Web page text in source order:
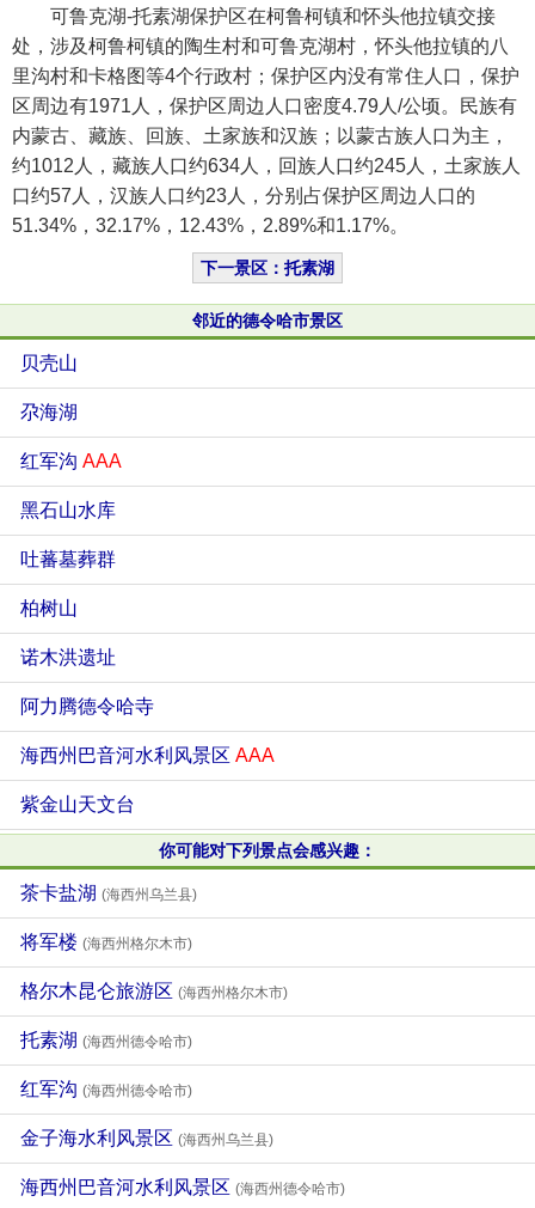
可鲁克湖-托素湖保护区在柯鲁柯镇和怀头他拉镇交接
处，涉及柯鲁柯镇的陶生村和可鲁克湖村，怀头他拉镇的八
里沟村和卡格图等4个行政村；保护区内没有常住人口，保护
区周边有1971人，保护区周边人口密度4.79人/公顷。民族有
内蒙古、藏族、回族、土家族和汉族；以蒙古族人口为主，
约1012人，藏族人口约634人，回族人口约245人，土家族人
口约57人，汉族人口约23人，分别占保护区周边人口的
51.34%，32.17%，12.43%，2.89%和1.17%。
下一景区：托素湖
邻近的德令哈市景区
贝壳山
尕海湖
红军沟 AAA
黑石山水库
吐蕃墓葬群
柏树山
诺木洪遗址
阿力腾德令哈寺
海西州巴音河水利风景区 AAA
紫金山天文台
你可能对下列景点会感兴趣：
茶卡盐湖 (海西州乌兰县)
将军楼 (海西州格尔木市)
格尔木昆仑旅游区 (海西州格尔木市)
托素湖 (海西州德令哈市)
红军沟 (海西州德令哈市)
金子海水利风景区 (海西州乌兰县)
海西州巴音河水利风景区 (海西州德令哈市)